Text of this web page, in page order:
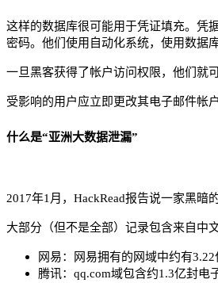
这样的数据库很可能用于凭证填充。凭
密码。他们使用自动化系统，使用数据
一旦黑客获得了帐户访问权限，他们就
受影响的用户应立即更改其电子邮件帐
什么是“亚洲大数据泄漏”
2017年1月，HackRead报告说一家黑
大部分（但不是全部）记录包含来自中
网易：网易拥有的网域中约有3.22
腾讯：qq.com域包含约1.3亿封电